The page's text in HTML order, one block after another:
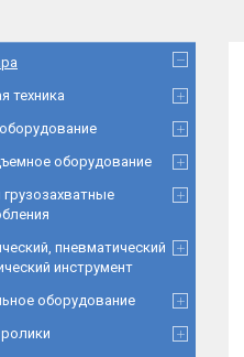
техника
оборудование
пневматический
инструмент
оборудование